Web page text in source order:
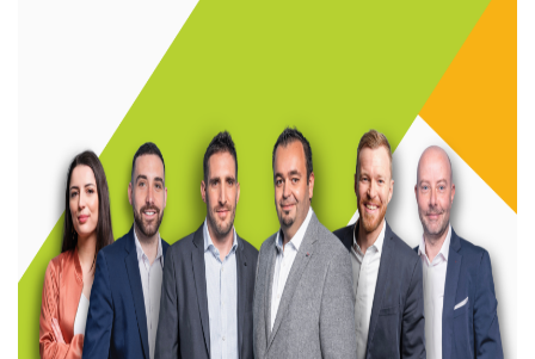
Notre Philosophie
Notre Équipe
Nous Rejoindre
Vos Avis
Blog